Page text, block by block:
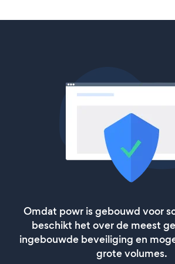
Omdat powr is gebouwd voor
beschikt het over de meest
ingebouwde beveiliging en
grote volumes.